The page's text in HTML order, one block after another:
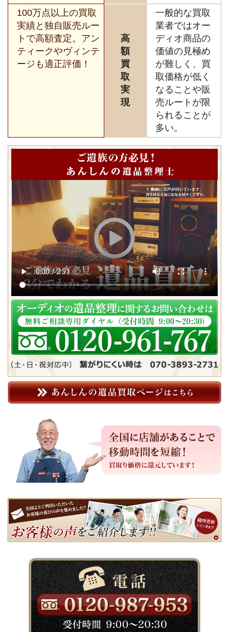
100万点以上の買取
実績と独自販売ルー
トで高額査定。アン
ティークやヴィンテ
ージも適正評価！
高
額
買
取
実
現
一般的な買取
業者ではオー
ディオ商品の
価値の見極め
が難しく、買
取価格が低く
なることや販
売ルートが限
られることが
多い。